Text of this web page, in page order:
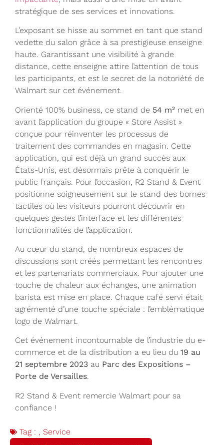
stratégique de ses services et innovations.
L’exposant se hisse au sommet en tant que stand
vedette du salon grâce à sa prestigieuse enseigne
haute. Garantissant une visibilité à grande
distance, cette enseigne attire l’attention de tous
les participants, et est le secret de la notoriété de
Walmart sur cet événement.
Orienté 100% business, ce stand de 54 m² met en
avant l’application du groupe « Store Assist »
conçue pour réinventer les processus de
traitement des commandes en magasin. Cette
application, qui est déjà un grand succès aux
États-Unis, est désormais prête à conquérir le
public français. Pour l’occasion, R2 Stand & Event
positionne soigneusement sur le stand des bornes
tactiles où les visiteurs pourront découvrir en
quelques gestes l’interface et les différentes
fonctionnalités de l’application.
Au cœur du stand, de nombreux espaces de
discussions sont créés permettant les rencontres
et les partenariats commerciaux. Pour ajouter une
touche de chaleur aux échanges, une animation
barista est mise en place. Chaque café servi était
agrémenté d’une touche spéciale : l’emblématique
logo de Walmart.
Cet événement incontournable de l’industrie du e-
commerce et de la distribution a eu lieu du 19 au
21 septembre 2023 au Parc des Expositions –
Porte de Versailles.
R2 Stand & Event remercie Walmart pour sa
confiance !
Tag : , Service